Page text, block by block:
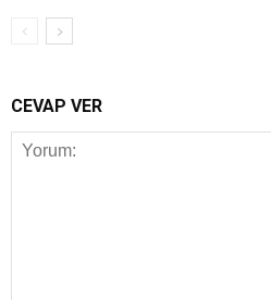
CEVAP VER